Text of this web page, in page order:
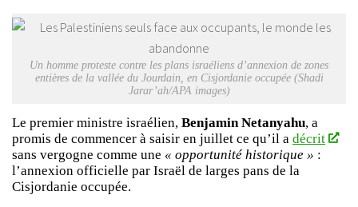
Un homme proteste contre les plans israéliens d’annexion de zones
entières de la vallée du Jourdain, en Cisjordanie occupée (Shadi
Jarar’ah/APA images)
Le premier ministre israélien, Benjamin Netanyahu, a
promis de commencer à saisir en juillet ce qu’il a décrit
sans vergogne comme une « opportunité historique » :
l’annexion officielle par Israël de larges pans de la
Cisjordanie occupée.